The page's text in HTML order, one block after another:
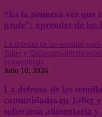
“Es la primera vez que
profe”: aprender de los
La defensa de las semillas
Taller y Encuentro abierto
agroecología
Julio 10, 2026
La defensa de las
comunidades en Taller
soberanía alimentaria y